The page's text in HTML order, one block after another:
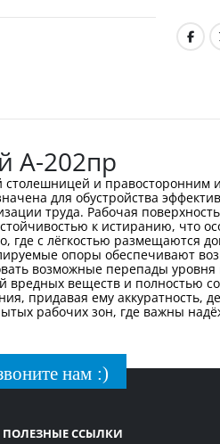
А-202пр
и правосторонним
для обустройства
труда. Рабочая
к истиранию, что
где с лёгкостью размещаются
опоры обеспечивают
возможные перепады
веществ и полностью
придавая ему аккуратность,
рабочих зон, где важны
нам :)
ПОЛЕЗНЫЕ ССЫЛКИ